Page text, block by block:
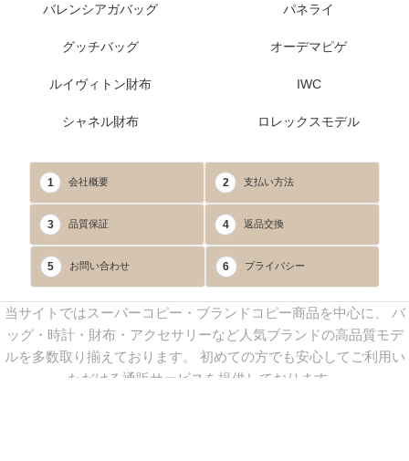
バレンシアガバッグ
グッチバッグ
ルイヴィトン財布
シャネル財布
パネライ
オーデマピゲ
IWC
ロレックスモデル
1 会社概要 2 支払い方法
3 品質保証 4 返品交換
5 お問い合わせ 6 プライバシー
当サイトではスーパーコピー・ブランドコピー商品を中心に、 バ
ッグ・時計・財布・アクセサリーなど人気ブランドの高品質モデ
ルを多数取り揃えております。 初めての方でも安心してご利用い
ただける通販サービスを提供しております。